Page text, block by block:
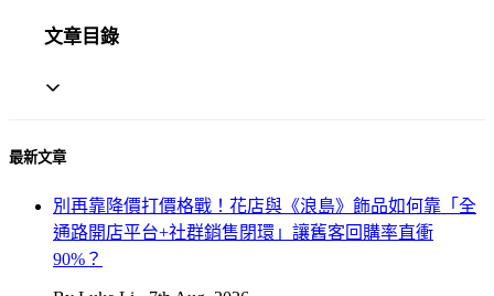
文章目錄
最新文章
別再靠降價打價格戰！花店與《浪島》飾品如何靠「全
通路開店平台+社群銷售閉環」讓舊客回購率直衝
90%？